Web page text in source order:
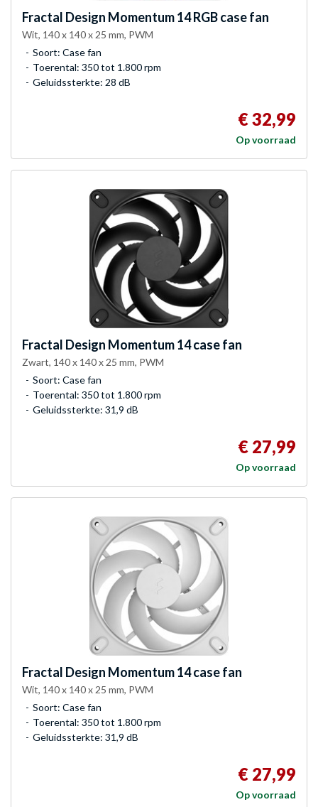
Fractal Design Momentum 14 RGB case fan
Wit, 140 x 140 x 25 mm, PWM
Soort: Case fan
Toerental: 350 tot 1.800 rpm
Geluidssterkte: 28 dB
€ 32,99
Op voorraad
Fractal Design Momentum 14 case fan
Zwart, 140 x 140 x 25 mm, PWM
Soort: Case fan
Toerental: 350 tot 1.800 rpm
Geluidssterkte: 31,9 dB
€ 27,99
Op voorraad
Fractal Design Momentum 14 case fan
Wit, 140 x 140 x 25 mm, PWM
Soort: Case fan
Toerental: 350 tot 1.800 rpm
Geluidssterkte: 31,9 dB
€ 27,99
Op voorraad